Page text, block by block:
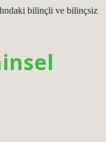
bilinçli ve bilinçsiz